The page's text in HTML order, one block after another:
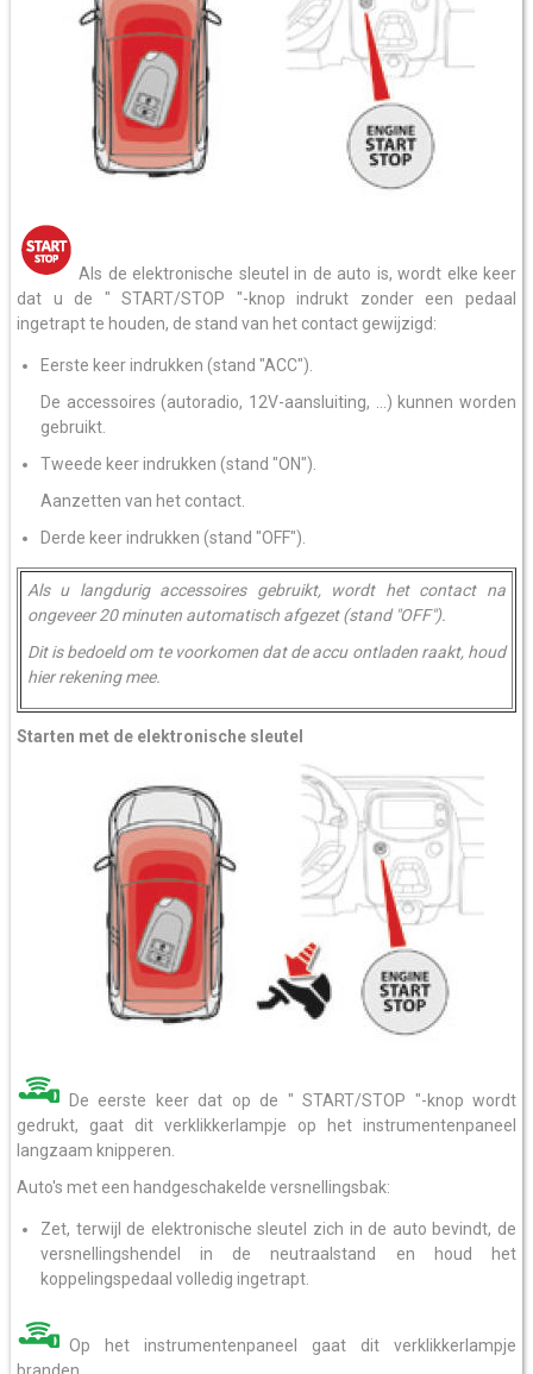
Als de elektronische sleutel in de auto is, wordt elke keer
dat u de " START/STOP "-knop indrukt zonder een pedaal
ingetrapt te houden, de stand van het contact gewijzigd:
Eerste keer indrukken (stand "ACC").
De accessoires (autoradio, 12V-aansluiting, ...) kunnen worden
gebruikt.
Tweede keer indrukken (stand "ON").
Aanzetten van het contact.
Derde keer indrukken (stand "OFF").
Als u langdurig accessoires gebruikt, wordt het contact na
ongeveer 20 minuten automatisch afgezet (stand "OFF").
Dit is bedoeld om te voorkomen dat de accu ontladen raakt, houd
hier rekening mee.
Starten met de elektronische sleutel
De eerste keer dat op de " START/STOP "-knop wordt
gedrukt, gaat dit verklikkerlampje op het instrumentenpaneel
langzaam knipperen.
Auto's met een handgeschakelde versnellingsbak:
Zet, terwijl de elektronische sleutel zich in de auto bevindt, de
versnellingshendel in de neutraalstand en houd het
koppelingspedaal volledig ingetrapt.
Op het instrumentenpaneel gaat dit verklikkerlampje